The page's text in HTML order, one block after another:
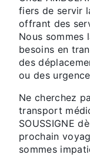
fiers de servir
offrant des
Nous sommes
besoins en
des
ou des
Ne cherchez
transport
SOUSSIGNE
prochain
sommes